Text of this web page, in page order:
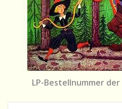
LP-Bestellnummer der